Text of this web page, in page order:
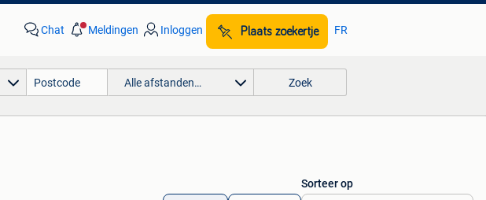
Chat Meldingen Inloggen Plaats zoekertje FR
Alle afstanden… Zoek
Sorteer op